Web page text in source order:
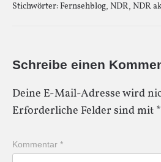
Stichwörter:Fernsehblog, NDR, NDR
Schreibe einen
Deine E-Mail-Adresse wird
Erforderliche Felder sind mit *
Kommentar *